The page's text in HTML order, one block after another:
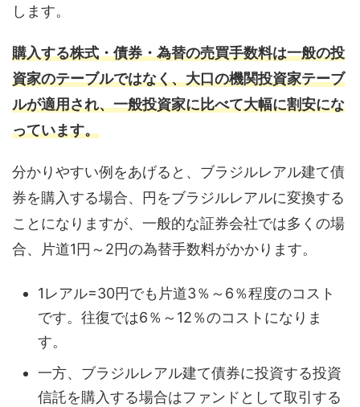
します。
購入する株式・債券・為替の売買手数料は一般の投
資家のテーブルではなく、大口の機関投資家テーブ
ルが適用され、一般投資家に比べて大幅に割安にな
っています。
分かりやすい例をあげると、ブラジルレアル建て債
券を購入する場合、円をブラジルレアルに変換する
ことになりますが、一般的な証券会社では多くの場
合、片道1円～2円の為替手数料がかかります。
1レアル=30円でも片道3％～6％程度のコスト
です。往復では6％～12％のコストになりま
す。
一方、ブラジルレアル建て債券に投資する投資
信託を購入する場合はファンドとして取引する